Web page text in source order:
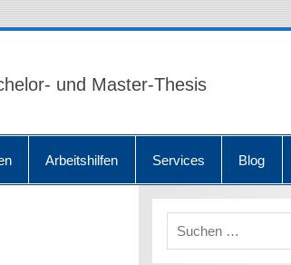
und Master-Thesis
Arbeitshilfen Services Blog